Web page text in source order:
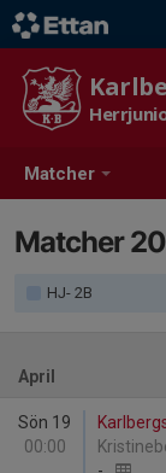
Matcher
Matcher
HJ- 2B
April
Sön 19
00:00